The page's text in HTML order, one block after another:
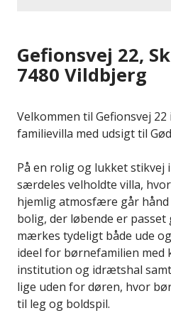
Gefionsvej 22,
7480 Vildbjerg
Velkommen til Gefionsvej
familievilla med udsigt til
På en rolig og lukket stikvej
særdeles velholdte villa,
hjemlig atmosfære går hånd
bolig, der løbende er passet
mærkes tydeligt både ude
ideel for børnefamilien med
institution og idrætshal
lige uden for døren, hvor
til leg og boldspil.